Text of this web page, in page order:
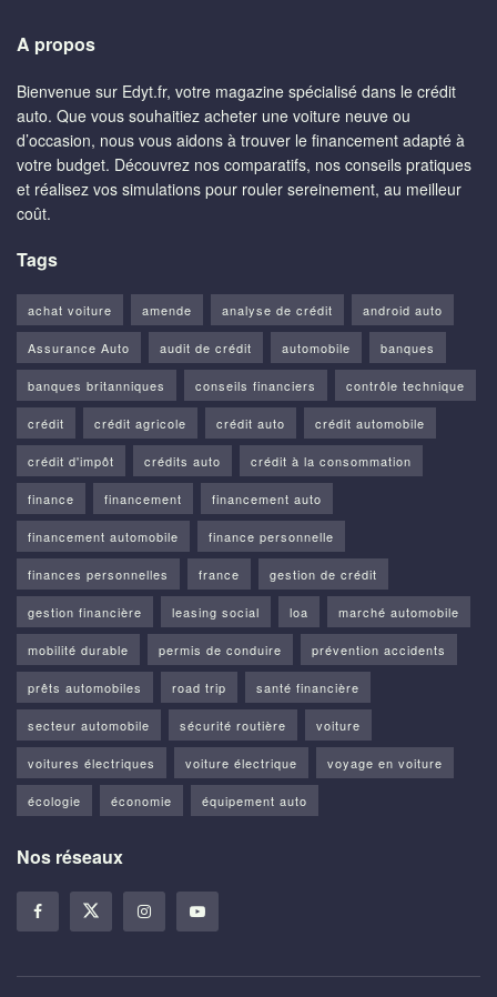
A propos
Bienvenue sur Edyt.fr, votre magazine spécialisé dans le crédit
auto. Que vous souhaitiez acheter une voiture neuve ou
d’occasion, nous vous aidons à trouver le financement adapté à
votre budget. Découvrez nos comparatifs, nos conseils pratiques
et réalisez vos simulations pour rouler sereinement, au meilleur
coût.
Tags
achat voiture amende analyse de crédit android auto
Assurance Auto audit de crédit automobile banques
banques britanniques conseils financiers contrôle technique
crédit crédit agricole crédit auto crédit automobile
crédit d'impôt crédits auto crédit à la consommation
finance financement financement auto
financement automobile finance personnelle
finances personnelles france gestion de crédit
gestion financière leasing social loa marché automobile
mobilité durable permis de conduire prévention accidents
prêts automobiles road trip santé financière
secteur automobile sécurité routière voiture
voitures électriques voiture électrique voyage en voiture
écologie économie équipement auto
Nos réseaux